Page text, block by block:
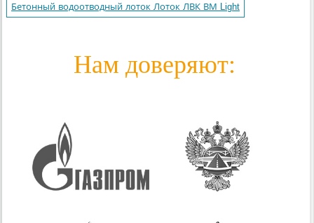
Бетонный водоотводный лоток Лоток ЛВК ВМ Light
Нам доверяют: